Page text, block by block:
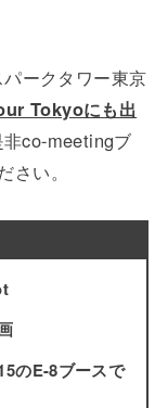
ークタワー東京
Tokyoにも出
co-meetingブ
さい。
のE-8ブースで